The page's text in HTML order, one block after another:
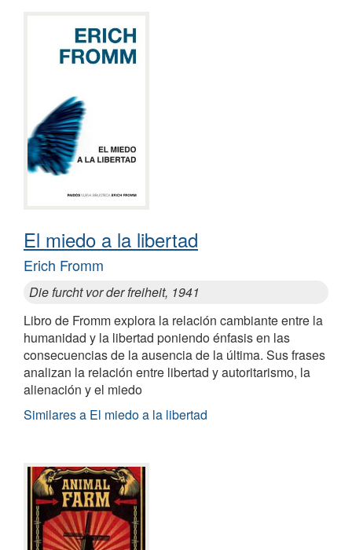
El miedo a la libertad
Erich Fromm
Die furcht vor der freiheit, 1941
Libro de Fromm explora la relación cambiante entre la
humanidad y la libertad poniendo énfasis en las
consecuencias de la ausencia de la última. Sus frases
analizan la relación entre libertad y autoritarismo, la
alienación y el miedo
Similares a El miedo a la libertad